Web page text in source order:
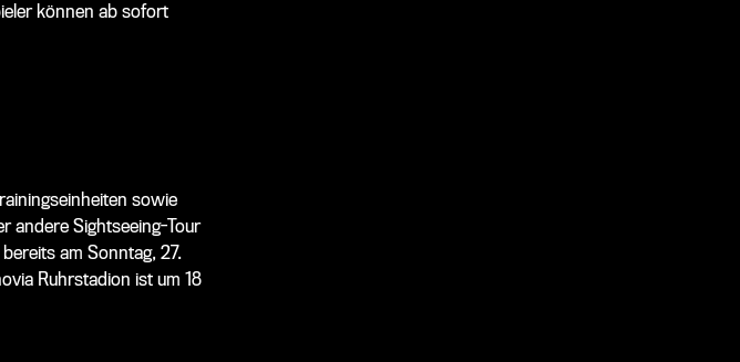
können ab sofort
sowie
andere Sightseeing-Tour
am Sonntag, 27.
Ruhrstadion ist um 18